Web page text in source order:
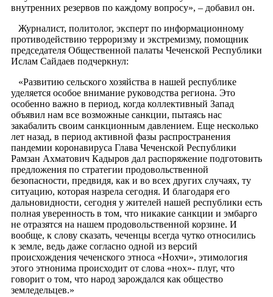
внутренних резервов по каждому вопросу», – добавил он.
Журналист, политолог, эксперт по информационному
противодействию терроризму и экстремизму, помощник
председателя Общественной палаты Чеченской Республики
Ислам Сайдаев подчеркнул:
«Развитию сельского хозяйства в нашей республике
уделяется особое внимание руководства региона. Это
особенно важно в период, когда коллективный Запад
объявил нам все возможные санкции, пытаясь нас
закабалить своим санкционным давлением. Еще несколько
лет назад, в период активной фазы распространения
пандемии коронавируса Глава Чеченской Республики
Рамзан Ахматович Кадыров дал распоряжение подготовить
предложения по стратегии продовольственной
безопасности, предвидя, как и во всех других случаях, ту
ситуацию, которая назрела сегодня. И благодаря его
дальновидности, сегодня у жителей нашей республики есть
полная уверенность в том, что никакие санкции и эмбарго
не отразятся на нашем продовольственной корзине. И
вообще, к слову сказать, чеченцы всегда чутко относились
к земле, ведь даже согласно одной из версий
происхождения чеченского этноса «Нохчи», этимология
этого этнонима происходит от слова «нох»- плуг, что
говорит о том, что народ зарождался как общество
земледельцев.»